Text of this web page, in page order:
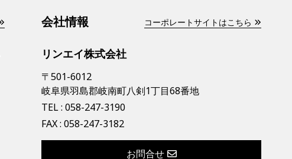
会社情報 コーポレートサイトはこちら
リンエイ株式会社
〒501-6012
岐阜県羽島郡岐南町八剣1丁目68番地
TEL : 058-247-3190
FAX : 058-247-3182
お問合せ